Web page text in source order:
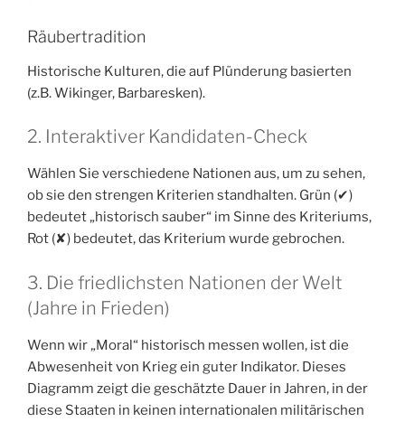
Räubertradition
Historische Kulturen, die auf Plünderung basierten
(z.B. Wikinger, Barbaresken).
2. Interaktiver Kandidaten-Check
Wählen Sie verschiedene Nationen aus, um zu sehen,
ob sie den strengen Kriterien standhalten. Grün (✔)
bedeutet „historisch sauber“ im Sinne des Kriteriums,
Rot (✘) bedeutet, das Kriterium wurde gebrochen.
3. Die friedlichsten Nationen der Welt
(Jahre in Frieden)
Wenn wir „Moral“ historisch messen wollen, ist die
Abwesenheit von Krieg ein guter Indikator. Dieses
Diagramm zeigt die geschätzte Dauer in Jahren, in der
diese Staaten in keinen internationalen militärischen